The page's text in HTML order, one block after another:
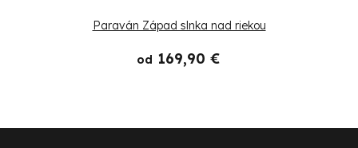
Paraván Západ slnka nad riekou
od 169,90 €